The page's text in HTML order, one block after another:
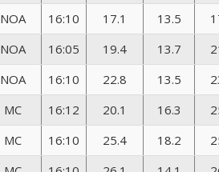
NOA 16:10 17.1 13.5
NOA 16:05 19.4 13.7
NOA 16:10 22.8 13.5
MC 16:12 20.1 16.3
MC 16:10 25.4 18.2